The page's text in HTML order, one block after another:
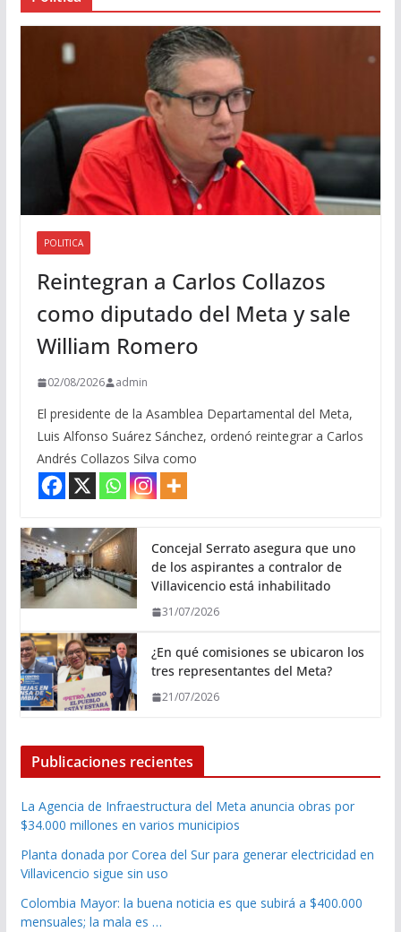
POLITICA
Reintegran a Carlos Collazos
como diputado del Meta y sale
William Romero
02/08/2026 admin
El presidente de la Asamblea Departamental del Meta,
Luis Alfonso Suárez Sánchez, ordenó reintegrar a Carlos
Andrés Collazos Silva como
Concejal Serrato asegura que uno
de los aspirantes a contralor de
Villavicencio está inhabilitado
31/07/2026
¿En qué comisiones se ubicaron los
tres representantes del Meta?
21/07/2026
Publicaciones recientes
La Agencia de Infraestructura del Meta anuncia obras por
$34.000 millones en varios municipios
Planta donada por Corea del Sur para generar electricidad en
Villavicencio sigue sin uso
Colombia Mayor: la buena noticia es que subirá a $400.000
mensuales; la mala es …